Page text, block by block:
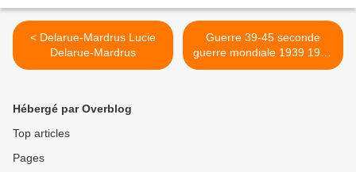
< Delarue-Mardrus Lucie
Delarue-Mardrus
Guerre 39-45 seconde
guerre mondiale 1939 1945
Deuxième guerre mondiale
Hébergé par Overblog
Top articles
Pages